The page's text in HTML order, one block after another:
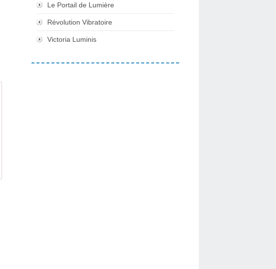
Le Portail de Lumière
Révolution Vibratoire
Victoria Luminis